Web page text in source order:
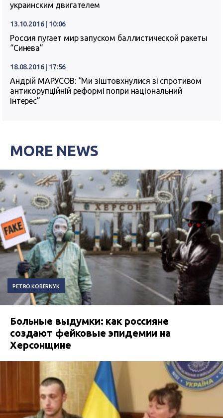
украинским двигателем
13.10.2016 | 10:06
Россия пугает мир запуском баллистической ракеты
“Синева”
18.08.2016 | 17:56
Андрій МАРУСОВ: “Ми зіштовхнулися зі спротивом
антикорупційній реформі попри національний
інтерес”
MORE NEWS
PETRO KOBERNYK
Больные выдумки: как россияне
создают фейковые эпидемии на
Херсонщине